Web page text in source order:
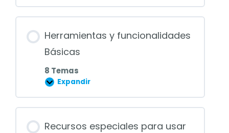
Pizarra
Interactiva
0% COMPLETADO
¿Qué es una pizarra digital
interactiva?
Herramientas y funcionalidades
Básicas
8 Temas
Expandir
Herramientas
Básicas
Recursos especiales para usar